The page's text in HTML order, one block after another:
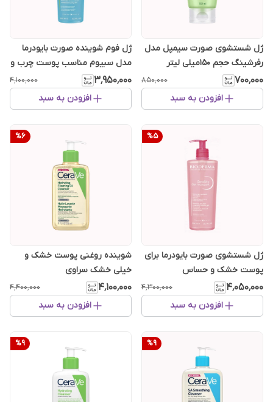
ژل شستشوی صورت سیمپل مدل
رفرشینگ حجم 150میلی لیتر
۷۰۰٬۰۰۰ ۸۵۰٬۰۰۰
افزودن به سبد
ژل فوم شوینده صورت بایودرما
مدل سبیوم مناسب پوست چرب و
مختلط
۳٬۹۵۰٬۰۰۰ ۴٬۱۰۰٬۰۰۰
افزودن به سبد
%5
ژل شستشوی صورت بایودرما برای
پوست خشک و حساس
۴٬۰۵۰٬۰۰۰ ۴٬۳۰۰٬۰۰۰
افزودن به سبد
%6
شوینده روغنی پوست خشک و
خیلی خشک سراوی
۴٬۱۰۰٬۰۰۰ ۴٬۴۰۰٬۰۰۰
افزودن به سبد
%9
%9